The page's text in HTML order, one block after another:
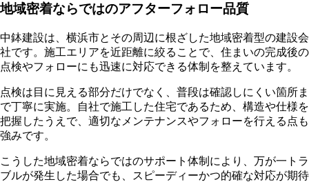
地域密着ならではのアフターフォロー品質
中鉢建設は、横浜市とその周辺に根ざした地域密着型の建設会
社です。施工エリアを近距離に絞ることで、住まいの完成後の
点検やフォローにも迅速に対応できる体制を整えています。
点検は目に見える部分だけでなく、普段は確認しにくい箇所ま
で丁寧に実施。自社で施工した住宅であるため、構造や仕様を
把握したうえで、適切なメンテナンスやフォローを行える点も
強みです。
こうした地域密着ならではのサポート体制により、万が一トラ
ブルが発生した場合でも、スピーディーかつ的確な対応が期待